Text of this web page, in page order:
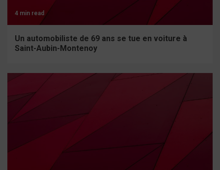
4 min read
Un automobiliste de 69 ans se tue en voiture à
Saint-Aubin-Montenoy